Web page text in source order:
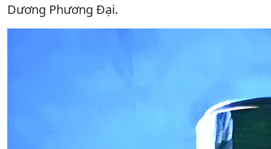
Dương Phương Đại.